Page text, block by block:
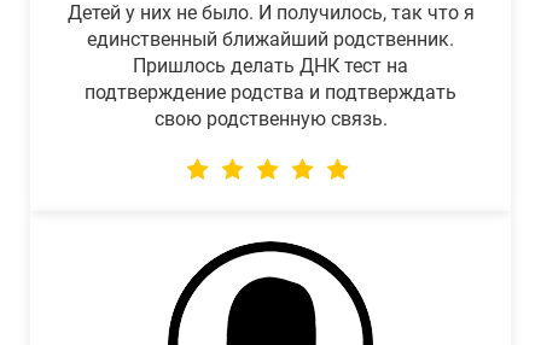
Детей у них не было. И получилось, так что я
единственный ближайший родственник.
Пришлось делать ДНК тест на
подтверждение родства и подтверждать
свою родственную связь.